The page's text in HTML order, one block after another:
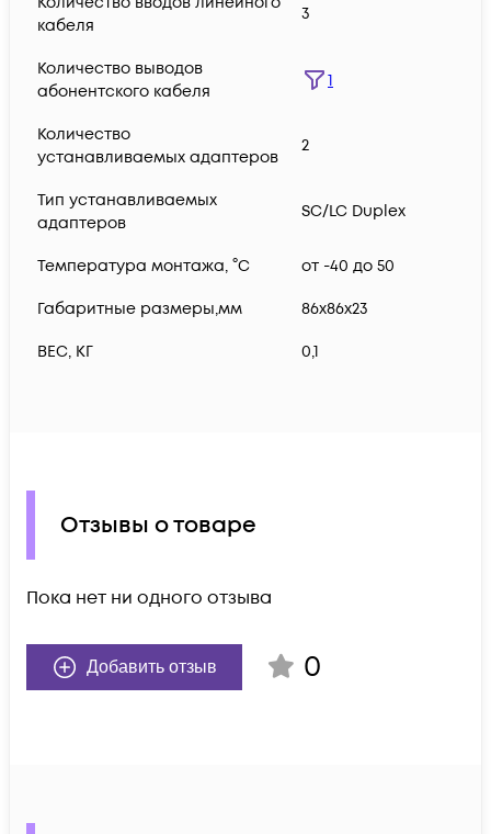
кабеля
3
Количество выводов
абонентского кабеля
1
Количество
устанавливаемых адаптеров
2
Тип устанавливаемых
адаптеров
SC/LC Duplex
Температура монтажа, °C от -40 до 50
Габаритные размеры,мм 86x86x23
ВЕС, КГ 0,1
Отзывы о товаре
Пока нет ни одного отзыва
Добавить отзыв 0